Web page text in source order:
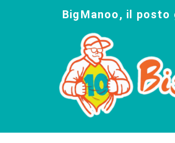
BigManoo, il posto